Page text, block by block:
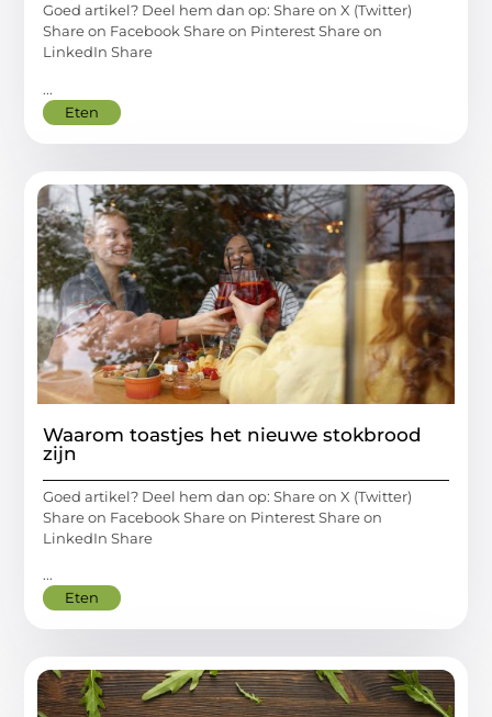
Goed artikel? Deel hem dan op: Share on X (Twitter)
Share on Facebook Share on Pinterest Share on
LinkedIn Share
...
Eten
Waarom toastjes het nieuwe stokbrood
zijn
Goed artikel? Deel hem dan op: Share on X (Twitter)
Share on Facebook Share on Pinterest Share on
LinkedIn Share
...
Eten